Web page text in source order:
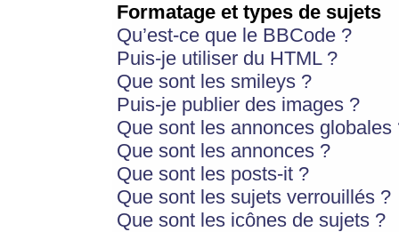
Formatage et types de sujets
Qu’est-ce que le BBCode ?
Puis-je utiliser du HTML ?
Que sont les smileys ?
Puis-je publier des images ?
Que sont les annonces globales
Que sont les annonces ?
Que sont les posts-it ?
Que sont les sujets verrouillés ?
Que sont les icônes de sujets ?